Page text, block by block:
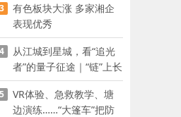
3
有色板块大涨 多家湘企
表现优秀
4
从江城到星城，看“追光
者”的量子征途｜“链”上长
沙 “才”够硬核
5
VR体验、急救教学、塘
边演练……“大篷车”把防